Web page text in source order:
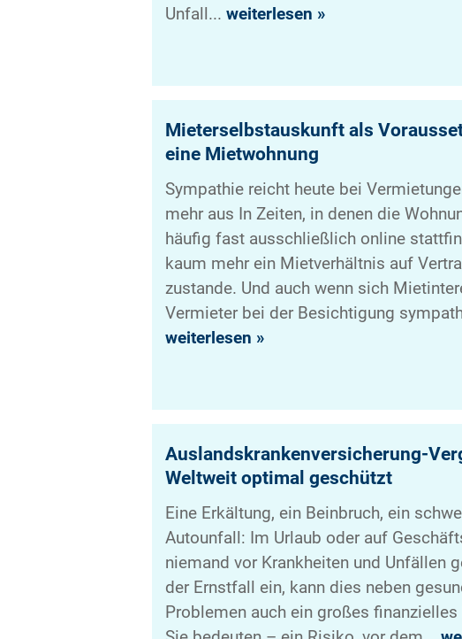
Unfall... weiterlesen »
Mieterselbstauskunft als
eine Mietwohnung
Sympathie reicht heute bei
mehr aus In Zeiten, in denen die
häufig fast ausschließlich online
kaum mehr ein Mietverhältnis auf
zustande. Und auch wenn sich
Vermieter bei der Besichtigung
weiterlesen »
Auslandskrankenversicherung-
Weltweit optimal geschützt
Eine Erkältung, ein Beinbruch, ein
Autounfall: Im Urlaub oder auf
niemand vor Krankheiten und Unfällen
der Ernstfall ein, kann dies neben
Problemen auch ein großes